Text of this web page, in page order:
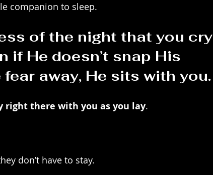
companion to sleep.
of the night that you cry
if He doesn’t snap His
away, He sits with you.
right there with you as you lay.
don’t have to stay.